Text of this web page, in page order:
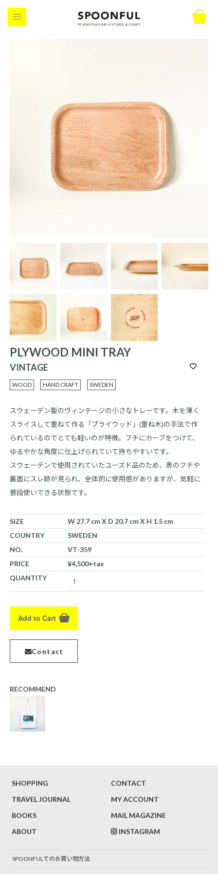
PLYWOOD MINI TRAY
VINTAGE
WOOD HAND CRAFT SWEDEN
スウェーデン製のヴィンテージの小さなトレーです。木を薄く
スライスして重ねて作る「プライウッド」(重ね木)の手法で作
られているのでとても軽いのが特徴。フチにカーブをつけて、
ゆるやかな角度に仕上げられていて持ちやすいです。
スウェーデンで使用されていたユーズド品のため、表のフチや
裏面にスレ跡が見られ、全体的に使用感がありますが、気軽に
普段使いできる状態です。
SIZE
W 27.7 cm X D 20.7 cm X H 1.5 cm
COUNTRY
SWEDEN
NO.
VT-359
PRICE
¥4,500+tax
QUANTITY
Add to Cart
Contact
RECOMMEND
SHOPPING
TRAVEL JOURNAL
BOOKS
ABOUT
CONTACT
MY ACCOUNT
MAIL MAGAZINE
INSTAGRAM
SPOONFULでのお買い物方法